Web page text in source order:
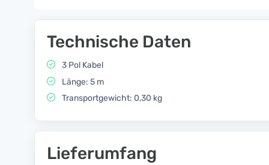
Technische Daten
3 Pol Kabel
Länge: 5 m
Transportgewicht: 0,30 kg
Lieferumfang